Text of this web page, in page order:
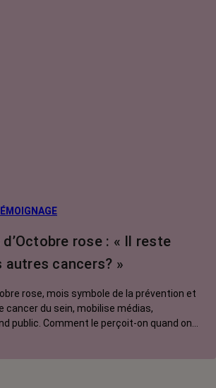
rose : « Il reste
autres cancers? »
rose, mois symbole de la prévention et
cancer du sein, mobilise médias,
public. Comment le perçoit-on quand on